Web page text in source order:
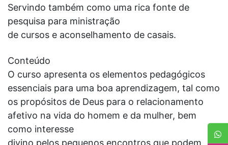
Servindo também como uma rica fonte de
pesquisa para ministração
de cursos e aconselhamento de casais.
Conteúdo
O curso apresenta os elementos pedagógicos
essenciais para uma boa aprendizagem, tal como
os propósitos de Deus para o relacionamento
afetivo na vida do homem e da mulher, bem
como interesse